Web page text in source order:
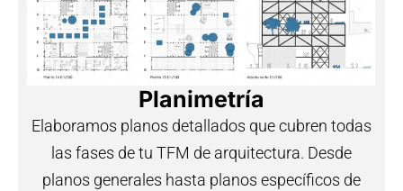
Planimetría
Elaboramos planos detallados que cubren todas
las fases de tu TFM de arquitectura. Desde
planos generales hasta planos específicos de